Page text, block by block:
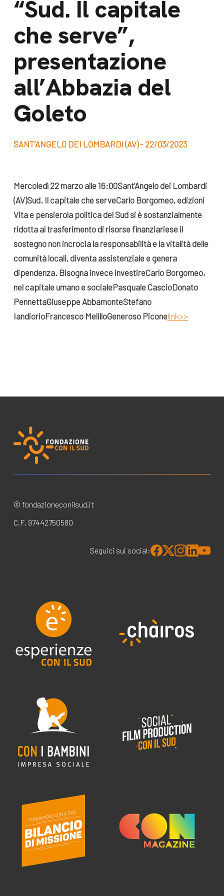
“Sud. Il capitale
che serve”,
presentazione
all’Abbazia del
Goleto
SANT'ANGELO DEI LOMBARDI (AV) - 22/03/2023
Mercoledì 22 marzo alle 16:00Sant’Angelo dei Lombardi
(AV)Sud. Il capitale che serveCarlo Borgomeo, edizioni
Vita e pensierola politica del Sud si è sostanzialmente
ridotta al trasferimento di risorse finanziariese il
sostegno non incrocia la responsabilità e la vitalità delle
comunità locali, diventa assistenziale e genera
dipendenza. Bisogna invece investireCarlo Borgomeo,
nel capitale umano e socialePasquale CascioDonato
PennettaGiuseppe AbbamonteStefano
IandiorioFrancesco MelilloGeneroso Piconelink>>
© fondazioneconilsud.it
C.F. 97442750580
Seguici sui social:
Lavora con noi
Bilancio di
missione
News e
appuntamenti
News
dal Sud
pubblicazioni
Docufilm
Seguici sui social: